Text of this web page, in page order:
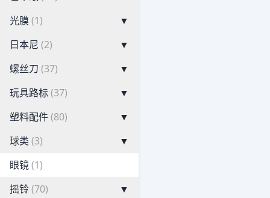
光膜(1)
▼
日本尼 (2)
▼
螺丝刀 (37)
▼
玩具路标(37)
▼
塑料配件(80)
▼
球类 (3)
▼
眼镜(1)
摇铃(70)
▼